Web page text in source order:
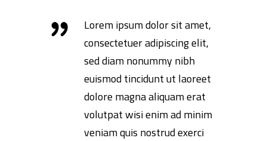
Lorem ipsum dolor sit amet,
consectetuer adipiscing elit,
sed diam nonummy nibh
euismod tincidunt ut laoreet
dolore magna aliquam erat
volutpat wisi enim ad minim
veniam quis nostrud exerci